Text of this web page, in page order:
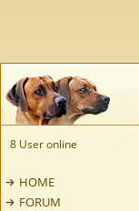
8 User online
HOME
FORUM